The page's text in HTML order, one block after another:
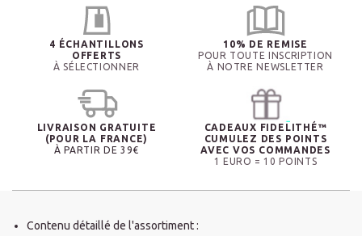
4 ÉCHANTILLONS
OFFERTS
À SÉLECTIONNER
10% DE REMISE
POUR TOUTE INSCRIPTION
À NOTRE NEWSLETTER
LIVRAISON GRATUITE
(POUR LA FRANCE)
À PARTIR DE 39€
CADEAUX FIDELITHÉ™
CUMULEZ DES POINTS
AVEC VOS COMMANDES
1 EURO = 10 POINTS
Contenu détaillé de l'assortiment :